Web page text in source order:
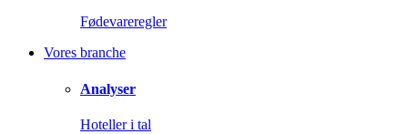
Fødevareregler
Vores branche
Analyser
Hoteller i tal